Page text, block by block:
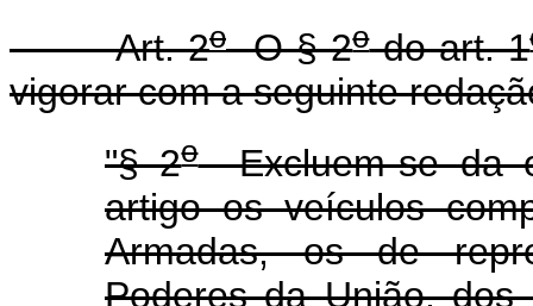
Art. 2oO § 2odo art. 1
vigorar com a seguinte
"§ 2oExcluem-se da
artigo os veículos
Armadas, os de
Poderes da União,